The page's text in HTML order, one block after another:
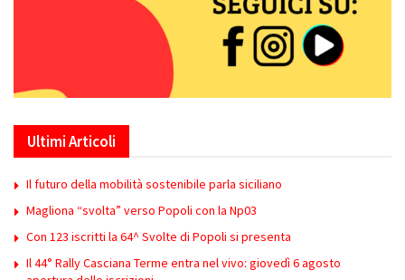
Ultimi Articoli
Il futuro della mobilità sostenibile parla siciliano
Magliona “svolta” verso Popoli con la Np03
Con 123 iscritti la 64^ Svolte di Popoli si presenta
Il 44° Rally Casciana Terme entra nel vivo: giovedì 6 agosto